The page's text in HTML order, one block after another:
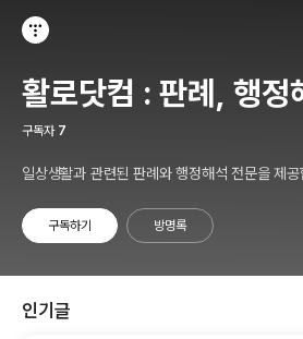
활로닷컴 : 판례, 행정
구독자 7
일상생활과 관련된 판례와 행정해석 전문을 제공
구독하기 방명록
인기글